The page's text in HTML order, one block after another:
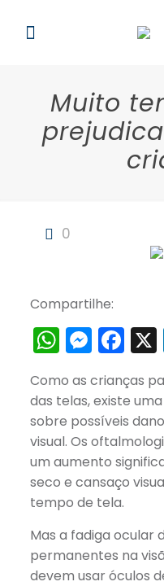
Muito
0
Compartilhe:
Como as crianças
das telas, existe
sobre possíveis
visual. Os
um aumento
seco e cansaço
tempo de tela.
Mas a fadiga ocular
permanentes na
devem usar óculos